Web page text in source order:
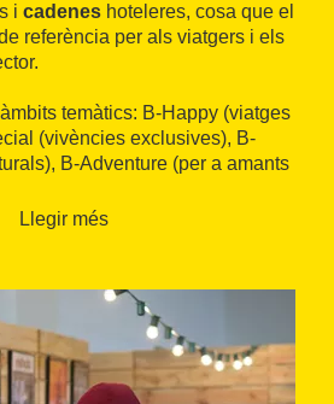
i cadenes hoteleres, cosa que el
referència per als viatgers i els
temàtics: B-Happy (viatges
(vivències exclusives), B-
B-Adventure (per a amants
Llegir més